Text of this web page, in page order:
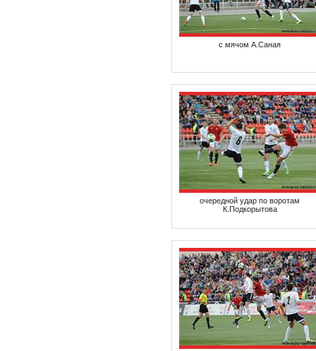
с мячом А.Саная
очередной удар по воротам
К.Подкорытова